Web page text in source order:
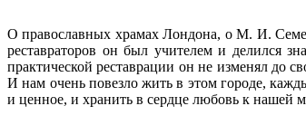
О православных храмах Лондона, о М. И.
реставраторов он был учителем и делился
практической реставрации он не изменял до
И нам очень повезло жить в этом городе,
и ценное, и хранить в сердце любовь к нашей